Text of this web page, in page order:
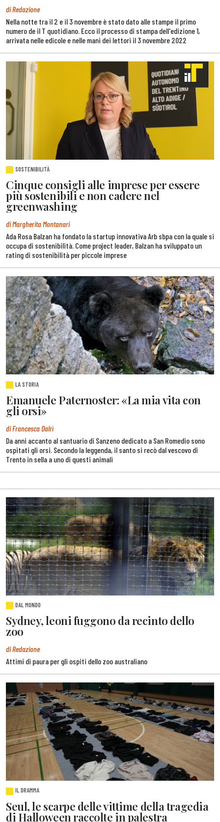
di Redazione
Nella notte tra il 2 e il 3 novembre è stato dato alle stampe il primo
numero de il T quotidiano. Ecco il processo di stampa dell'edizione 1,
arrivata nelle edicole e nelle mani dei lettori il 3 novembre 2022
SOSTENIBILITÀ
Cinque consigli alle imprese per essere
più sostenibili e non cadere nel
greenwashing
di Margherita Montanari
Ada Rosa Balzan ha fondato la startup innovativa Arb sbpa con la quale si
occupa di sostenibilità. Come project leader, Balzan ha sviluppato un
rating di sostenibilità per piccole imprese
LA STORIA
Emanuele Paternoster: «La mia vita con
gli orsi»
di Francesca Dalrì
Da anni accanto al santuario di Sanzeno dedicato a San Romedio sono
ospitati gli orsi. Secondo la leggenda, il santo si recò dal vescovo di
Trento in sella a uno di questi animali
DAL MONDO
Sydney, leoni fuggono da recinto dello
zoo
di Redazione
Attimi di paura per gli ospiti dello zoo australiano
IL DRAMMA
Seul, le scarpe delle vittime della tragedia
di Halloween raccolte in palestra